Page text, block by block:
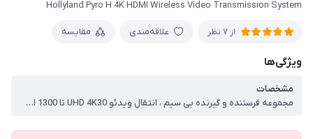
Hollyland Pyro H 4K HDMI Wireless Video Transmission System
از 7 نظر علاقه‌مندی مقایسه
ویژگی‌ها
مشخصات
مجموعه فرستنده و گیرنده بی سیم ، انتقال ویدئو UHD 4K30 تا 1300 اینچ ، ورودی، خروجی و خروجی حلقه HDMI ، باندهای فرکانس 2.4 و 5 گیگاهرتز ، از UVC Plug-and-Play برای استریم پشتیبانی می کند ، انتقال 650 دقیقه در حالت پخش ، اسکن کانال هوشمند، LCD روشن ، تأخیر کم 60 میلی ثانیه، نرخ بیت 12 مگابیت بر ثانیه ، گزینه های برق DC، سری L و USB-C